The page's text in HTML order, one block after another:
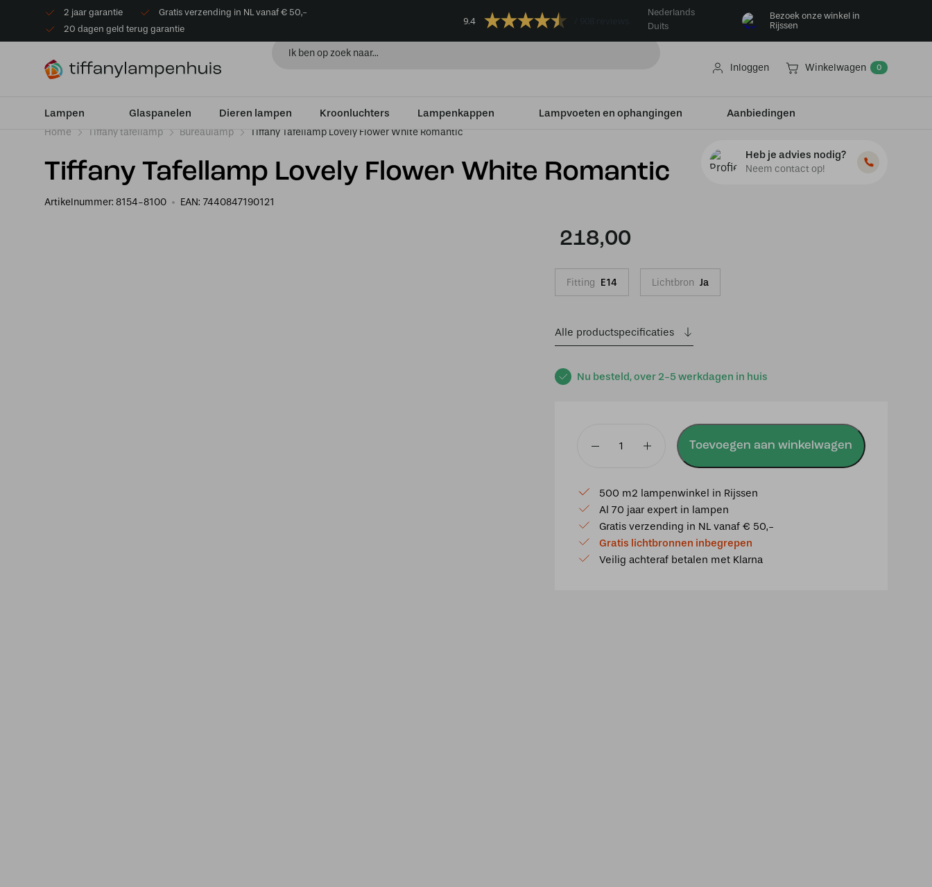
2 jaar garantie
Gratis verzending in NL vanaf € 50,-
20 dagen geld terug garantie
9.4
Nederlands
Duits
Bezoek onze winkel in
Rijssen
Inloggen Winkelwagen 0
Lampen Glaspanelen Dieren lampen Kroonluchters Lampenkappen Lampvoeten en ophangingen Aanbiedingen
Home Tiffany tafellamp Bureaulamp Tiffany Tafellamp Lovely Flower White Romantic
Tiffany Tafellamp Lovely Flower White Romantic
Artikelnummer: 8154-8100 EAN: 7440847190121
Heb je advies nodig?
Neem contact op!
Nu besteld, over 2-5 werkdagen in huis
218,00
Fitting E14 Lichtbron Ja
Alle productspecificaties
Lovely
Flower
White
Romantic
aantal
Toevoegen aan winkelwagen
500 m2 lampenwinkel in Rijssen
Al 70 jaar expert in lampen
Gratis verzending in NL vanaf € 50,-
Gratis lichtbronnen inbegrepen
Veilig achteraf betalen met Klarna